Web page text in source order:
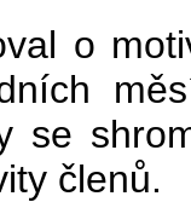
o
se
členů.